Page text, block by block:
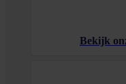
Bekijk